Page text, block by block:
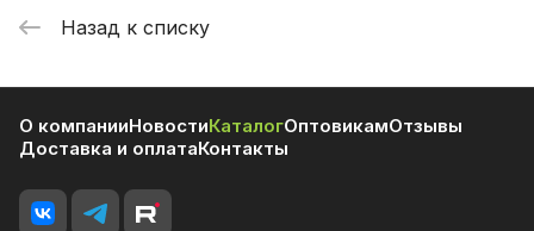
Назад к списку
О компанииНовостиКаталогОптовикамОтзывы
Доставка и оплатаКонтакты